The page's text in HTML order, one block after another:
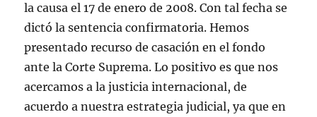
la causa el 17 de enero de 2008. Con tal fecha se
dictó la sentencia confirmatoria. Hemos
presentado recurso de casación en el fondo
ante la Corte Suprema. Lo positivo es que nos
acercamos a la justicia internacional, de
acuerdo a nuestra estrategia judicial, ya que en